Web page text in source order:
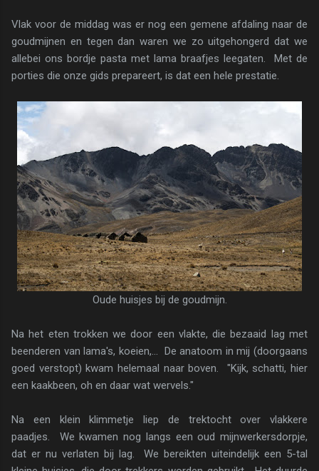
Vlak voor de middag was er nog een gemene afdaling naar de
goudmijnen en tegen dan waren we zo uitgehongerd dat we
allebei ons bordje pasta met lama braafjes leegaten. Met de
porties die onze gids prepareert, is dat een hele prestatie.
Oude huisjes bij de goudmijn.
Na het eten trokken we door een vlakte, die bezaaid lag met
beenderen van lama's, koeien,... De anatoom in mij (doorgaans
goed verstopt) kwam helemaal naar boven. "Kijk, schatti, hier
een kaakbeen, oh en daar wat wervels."
Na een klein klimmetje liep de trektocht over vlakkere
paadjes. We kwamen nog langs een oud mijnwerkersdorpje,
dat er nu verlaten bij lag. We bereikten uiteindelijk een 5-tal